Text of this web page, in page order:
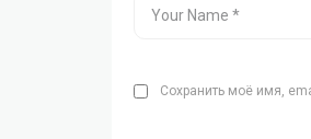
Сохранить моё имя,